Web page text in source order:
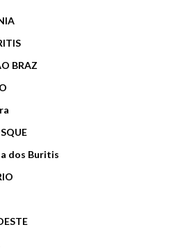
BRAZ
dos Buritis